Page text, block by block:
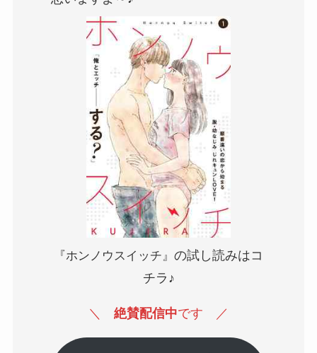
『ホンノウスイッチ』 の試し読みはコ
チラ♪
＼ 絶賛配信中です ／